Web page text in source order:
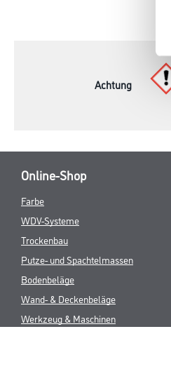
Achtung
Online-Shop
Farbe
WDV-Systeme
Trockenbau
Putze- und Spachtelmassen
Bodenbeläge
Wand- & Deckenbeläge
Werkzeug & Maschinen